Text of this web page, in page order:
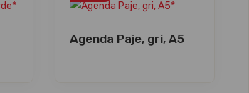
Agenda Paje, gri, A5